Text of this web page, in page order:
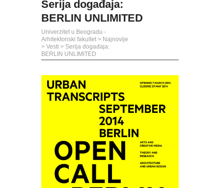
Serija događaja:
BERLIN UNLIMITED
Univerzitet u Beogradu -
Arhitektonski fakultet > Najnovije
> Vesti > Serija događaja:
BERLIN UNLIMITED